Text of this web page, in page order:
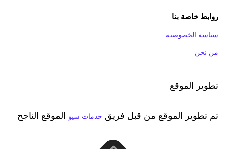
روابط خاصة بنا
سياسة الخصوصية
من نحن
تطوير الموقع
تم تطوير الموقع من قبل فريق خدمات سيو الموقع الناجح